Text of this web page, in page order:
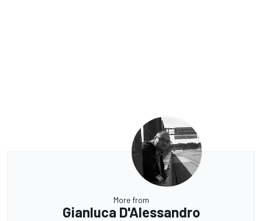
More from
Gianluca D'Alessandro